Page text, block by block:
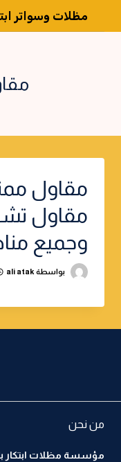
مظلات وسواتر ابتكار
مقاول
مقاول
وجميع
بواسطة ali atak
من نحن
مؤسسة مظلات ابتكار